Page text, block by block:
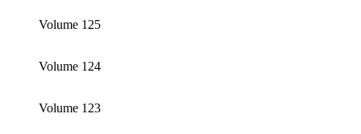
Volume 125
Volume 124
Volume 123